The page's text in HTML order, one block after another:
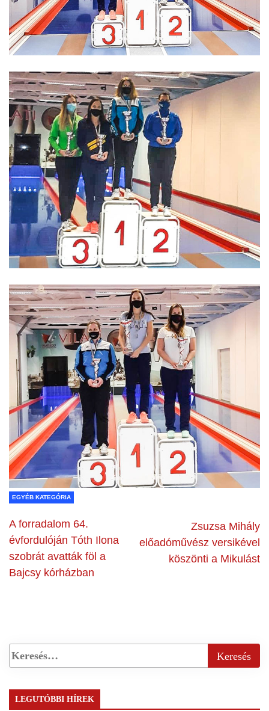
EGYÉB KATEGÓRIA
A forradalom 64.
évfordulóján Tóth Ilona
szobrát avatták föl a
Bajcsy kórházban
Zsuzsa Mihály
előadóművész versikével
köszönti a Mikulást
LEGUTÓBBI HÍREK